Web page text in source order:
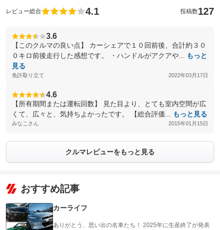
レビュー総合 4.1 投稿数127
3.6
【このクルマの良い点】 カーシェアで１０回前後、合計約３０
０キロ前後走行した感想です。 ・ハンドルがアクアや...
もっと
見る
免許取り立て 2022年03月17日
4.6
【所有期間または運転回数】 見た目より、とても室内空間が広
くて、広々と、気持ちよかったです。 【総合評価...
もっと見る
みなこさん 2015年01月15日
クルマレビューをもっと見る
おすすめ記事
カーライフ
ありがとう、思い出の名車たち！ 2025年に生産終了が発表